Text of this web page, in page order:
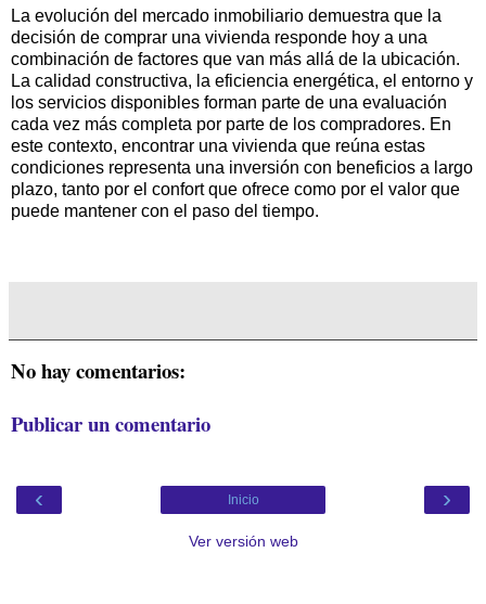
La evolución del mercado inmobiliario demuestra que la
decisión de comprar una vivienda responde hoy a una
combinación de factores que van más allá de la ubicación.
La calidad constructiva, la eficiencia energética, el entorno y
los servicios disponibles forman parte de una evaluación
cada vez más completa por parte de los compradores. En
este contexto, encontrar una vivienda que reúna estas
condiciones representa una inversión con beneficios a largo
plazo, tanto por el confort que ofrece como por el valor que
puede mantener con el paso del tiempo.
No hay comentarios:
Publicar un comentario
‹ ›
Inicio
Ver versión web